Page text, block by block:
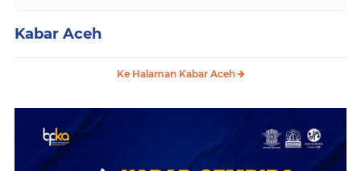
Kabar Aceh
Ke Halaman Kabar Aceh